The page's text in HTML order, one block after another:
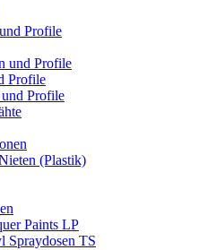
Profile
und Profile
Profile
Profile
(Plastik)
Paints LP
Spraydosen TS